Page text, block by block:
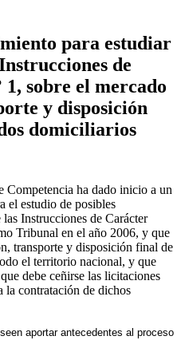
para estudiar
de
sobre el mercado
y disposición
domiciliarios
ha dado inicio a un
el estudio de posibles
Instrucciones de Carácter
Tribunal en el año 2006, y que
transporte y disposición final de
el territorio nacional, y que
debe ceñirse las licitaciones
la contratación de dichos
aportar antecedentes al proceso